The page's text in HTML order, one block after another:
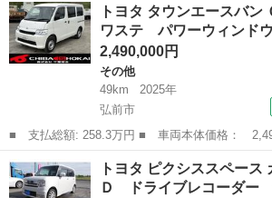
Ｌ ４ＷＤ 登録済み未使用車 ■ 排気量：
数：...
トヨタ タウンエースバ
ワステ パワーウィンド
2,490,000円
その他
49km
2025年
弘前市
■ 支払総額: 258.3万円 ■ 車両本体価格： 2,490,000 円 ■ メーカ
ー名： トヨタ ■ 車種名： タウンエースバ
ＧＬ エアコン パワステ パワーウィンドウ
Ｓ 障害物...
青森 弘前市 その他
トヨタ ピクシススペー
Ｄ ドライブレコーダ